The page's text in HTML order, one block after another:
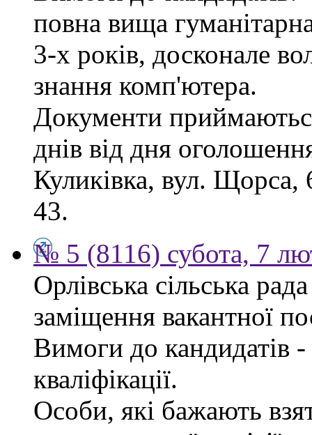
повна вища
3-х років, досконале
знання комп'ютера.
Документи
днів від дня
Куликівка, вул.
43.
№ 5 (8116) субота, 7
Орлівська сільська
заміщення вакантної
Вимоги до кандидатів -
кваліфікації.
Особи, які бажають